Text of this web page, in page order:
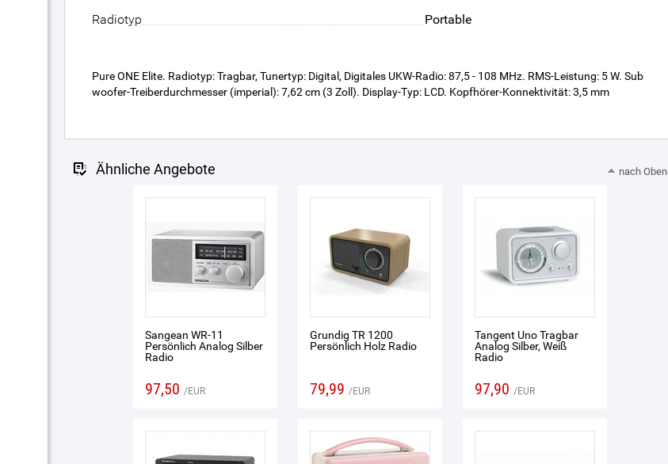
Radiotyp Portable
Pure ONE Elite. Radiotyp: Tragbar, Tunertyp: Digital, Digitales UKW-Radio: 87,5 - 108 MHz. RMS-Leistung: 5 W. Sub
woofer-Treiberdurchmesser (imperial): 7,62 cm (3 Zoll). Display-Typ: LCD. Kopfhörer-Konnektivität: 3,5 mm
Ähnliche Angebote nach Oben
Sangean WR-11
Persönlich Analog Silber
Radio
97,50 EUR
Grundig TR 1200
Persönlich Holz Radio
79,99 EUR
Tangent Uno Tragbar
Analog Silber, Weiß
Radio
97,90 EUR